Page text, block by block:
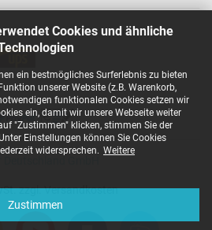
Cookies und ähnliche
ein bestmögliches Surferlebnis zu bieten
unserer Website (z.B. Warenkorb,
funktionalen Cookies setzen wir
ein, damit wir unsere Webseite weiter
"Zustimmen" klicken, stimmen Sie der
Einstellungen können Sie Cookies
widersprechen. Weitere
Zustimmen
zzgl. Versandkosten